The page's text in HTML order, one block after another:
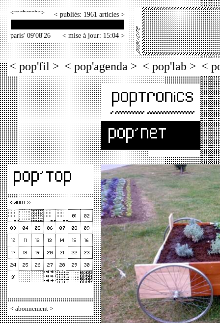
< > < publiés: 1961 articles >
paris' 09'08'26 < mise à jour: 15:04 >
< pop'fil > < pop'agenda > < pop'lab > <
< abonnement >